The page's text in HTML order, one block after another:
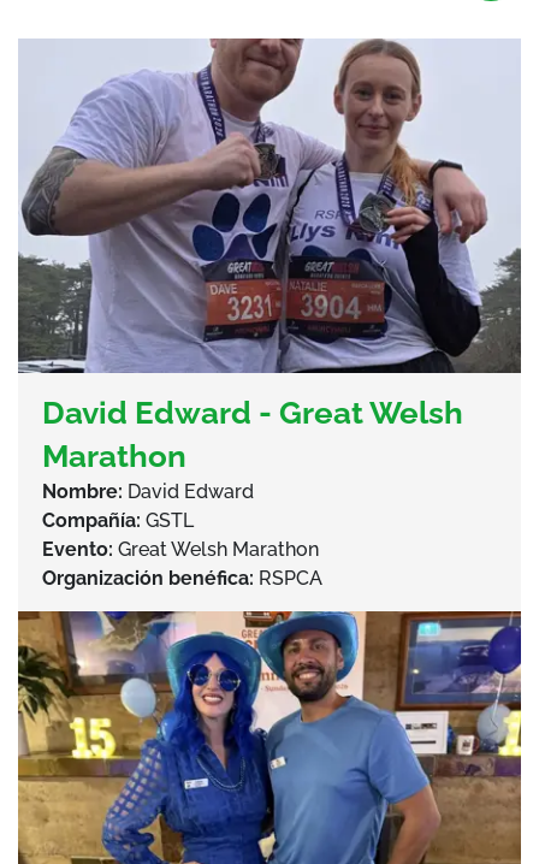
David Edward - Great Welsh
Marathon
Nombre: David Edward
Compañía: GSTL
Evento: Great Welsh Marathon
Organización benéfica: RSPCA